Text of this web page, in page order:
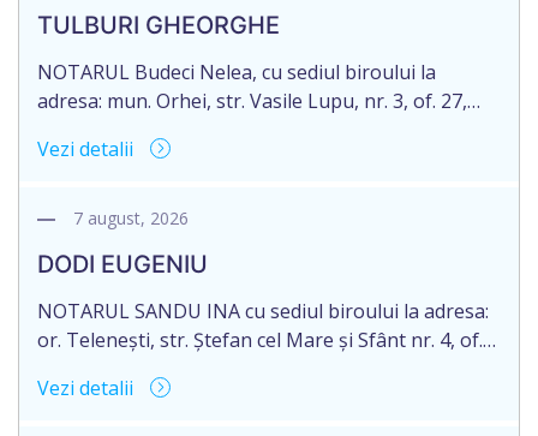
2007040006216. Eliberarea certificatului de
moștenitor este planificată în prealabil pentru […]
TULBURI GHEORGHE
NOTARUL Budeci Nelea, cu sediul biroului la
adresa: mun. Orhei, str. Vasile Lupu, nr. 3, of. 27,
în urma decesului cet. TULBURI GHEORGHE,
decedat/ă la 16 mai 2026. Eliberarea certificatului de
de 16.05.2027 termenul de opțiune pentru
acceptarea […]
Vezi detalii
7 august, 2026
DODI EUGENIU
NOTARUL SANDU INA cu sediul biroului la adresa:
or. Telenești, str. Ștefan cel Mare și Sfânt nr. 4, of.
succesorale în urma decesului cet. DODI EUGENIU,
Vezi detalii